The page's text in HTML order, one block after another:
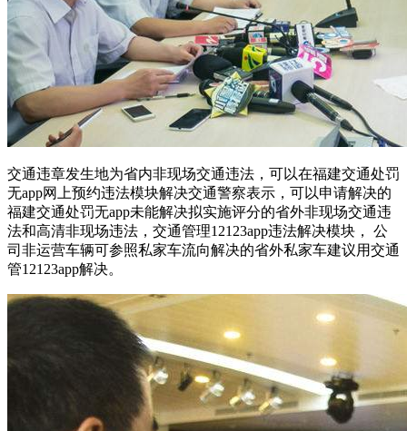
交通违章发生地为省内非现场交通违法，可以在福建交通处罚
无app网上预约违法模块解决交通警察表示，可以申请解决的
福建交通处罚无app未能解决拟实施评分的省外非现场交通违
法和高清非现场违法，交通管理12123app违法解决模块， 公
司非运营车辆可参照私家车流向解决的省外私家车建议用交通
管12123app解决。